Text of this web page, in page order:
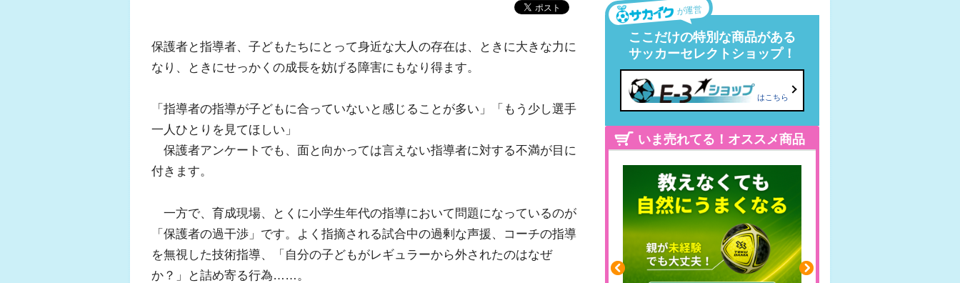
保護者と指導者、子どもたちにとって身近な大人の存在は、ときに大きな力に
なり、ときにせっかくの成長を妨げる障害にもなり得ます。
「指導者の指導が子どもに合っていないと感じることが多い」「もう少し選手
一人ひとりを見てほしい」
保護者アンケートでも、面と向かっては言えない指導者に対する不満が目に
付きます。
一方で、育成現場、とくに小学生年代の指導において問題になっているのが
「保護者の過干渉」です。よく指摘される試合中の過剰な声援、コーチの指導
を無視した技術指導、「自分の子どもがレギュラーから外されたのはなぜ
か？」と詰め寄る行為……。
が運営
ここだけの特別な商品がある
サッカーセレクトショップ！
はこちら
いま売れてる！オススメ商品